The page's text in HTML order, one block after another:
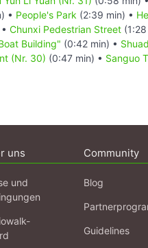
• People's Park (2:39 min) •
Chunxi Pedestrian Street
Building" (0:42 min) •
(Nr. 30) (0:47 min) • Sanguo
uns
und
Community
Blog
Guidelines